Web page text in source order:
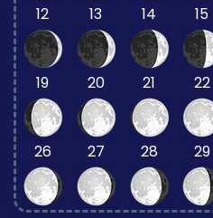
12 13 14 15
19 20 21 22
26 27 28 29